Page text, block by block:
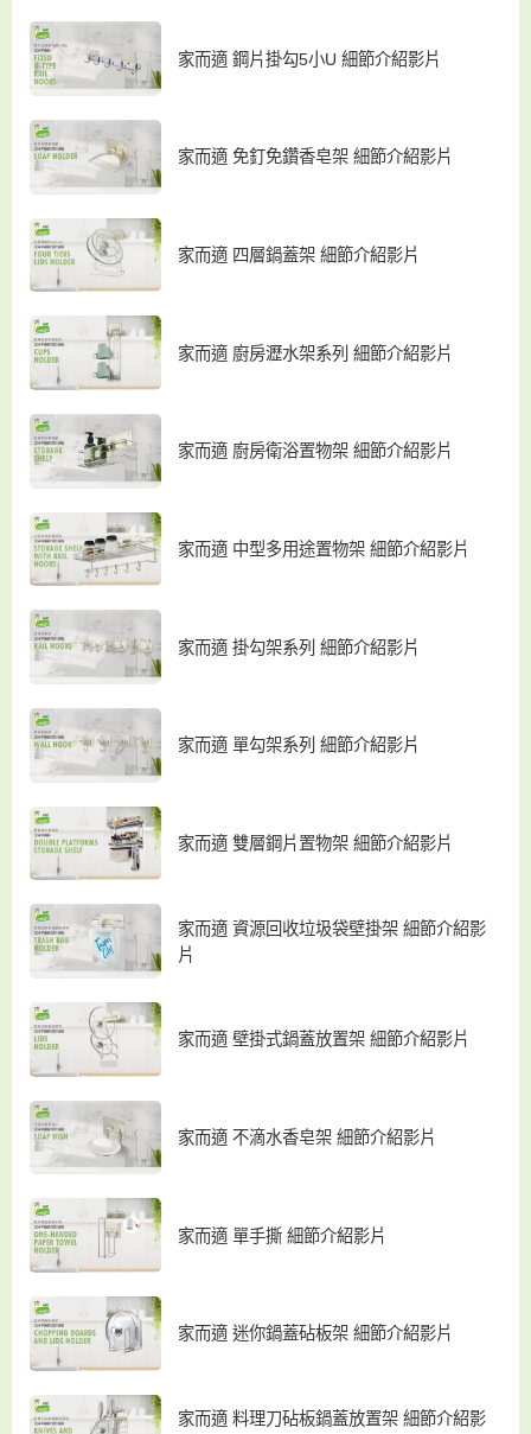
家而適 鋼片掛勾5小U 細節介紹影片
家而適 免釘免鑽香皂架 細節介紹影片
家而適 四層鍋蓋架 細節介紹影片
家而適 廚房瀝水架系列 細節介紹影片
家而適 廚房衛浴置物架 細節介紹影片
家而適 中型多用途置物架 細節介紹影片
家而適 掛勾架系列 細節介紹影片
家而適 單勾架系列 細節介紹影片
家而適 雙層鋼片置物架 細節介紹影片
家而適 資源回收垃圾袋壁掛架 細節介紹影
片
家而適 壁掛式鍋蓋放置架 細節介紹影片
家而適 不滴水香皂架 細節介紹影片
家而適 單手撕 細節介紹影片
家而適 迷你鍋蓋砧板架 細節介紹影片
家而適 料理刀砧板鍋蓋放置架 細節介紹影